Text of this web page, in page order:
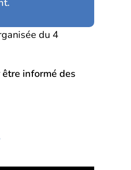
du 4
informé des